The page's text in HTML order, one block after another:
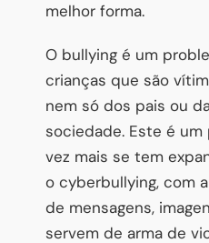
melhor forma.
O bullying é um
crianças que são
nem só dos pais ou
sociedade. Este é
vez mais se tem
o cyberbullying, com
de mensagens,
servem de arma de